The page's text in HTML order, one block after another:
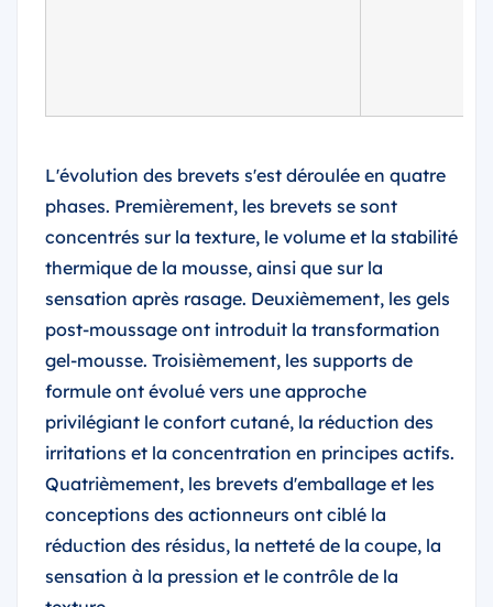
L'évolution des brevets s'est déroulée en quatre
phases. Premièrement, les brevets se sont
concentrés sur la texture, le volume et la stabilité
thermique de la mousse, ainsi que sur la
sensation après rasage. Deuxièmement, les gels
post-moussage ont introduit la transformation
gel-mousse. Troisièmement, les supports de
formule ont évolué vers une approche
privilégiant le confort cutané, la réduction des
irritations et la concentration en principes actifs.
Quatrièmement, les brevets d'emballage et les
conceptions des actionneurs ont ciblé la
réduction des résidus, la netteté de la coupe, la
sensation à la pression et le contrôle de la